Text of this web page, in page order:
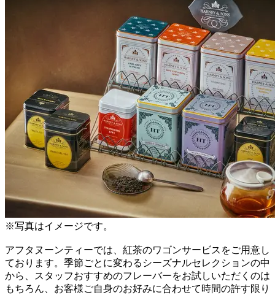
※写真はイメージです。
アフタヌーンティーでは、紅茶のワゴンサービスをご用意し
ております。季節ごとに変わるシーズナルセレクションの中
から、スタッフおすすめのフレーバーをお試しいただくのは
もちろん、お客様ご自身のお好みに合わせて時間の許す限り